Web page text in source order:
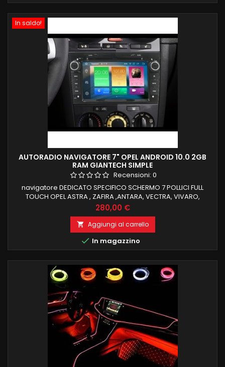
In saldo!
AUTORADIO NAVIGATORE 7" OPEL ANDROID 10.0 2GB
RAM GIANTECH SIMPLE
Recensioni: 0
navigatore DEDICATO SPECIFICO SCHERMO 7 POLLICI FULL
TOUCH OPEL ASTRA , ZAFIRA ,ANTARA, VECTRA, VIVARO,
MERIVAroid 9 , il top in commercio 2 GB RAM 16 GB ROM
ANDROID 10 SUPPORTO COMPUTER DI BORDO E COMANDIA L
VOLANTE FUNZIONE MIRRORLINK COMPATIBILE MODULO
DAB+WIFI INTEGRATO BLUETOOTH INTEGRATO ingresso
camera e aux
Prezzo
280,00 €
 Aggiungi al carrello
 In magazzino